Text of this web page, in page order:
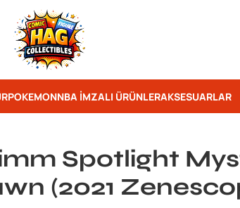
POKEMONNBA İMZALI ÜRÜNLERAKSESUARLAR
Spotlight
(2021